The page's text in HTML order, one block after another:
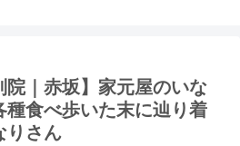
院｜赤坂】家元屋のいな
種食べ歩いた末に辿り着
りさん